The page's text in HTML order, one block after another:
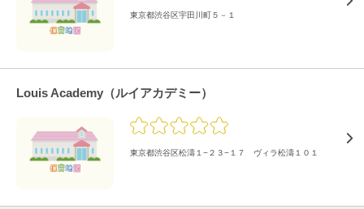
東京都渋谷区宇田川町５－１
Louis Academy（ルイアカデミー）
東京都渋谷区松濤１−２３−１７ ヴィラ松濤１０１